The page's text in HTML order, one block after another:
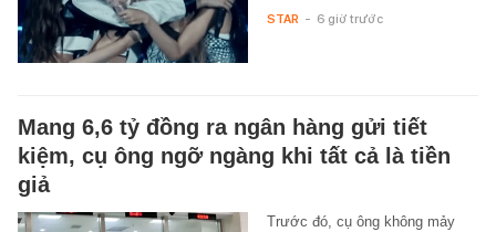
STAR - 6 giờ trước
Mang 6,6 tỷ đồng ra ngân hàng gửi tiết
kiệm, cụ ông ngỡ ngàng khi tất cả là tiền
giả
Trước đó, cụ ông không mảy